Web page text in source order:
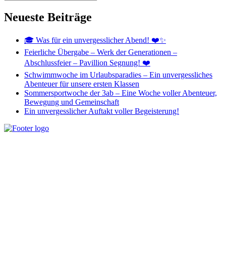
Neueste Beiträge
🎓 Was für ein unvergesslicher Abend! ❤️✨
Feierliche Übergabe – Werk der Generationen –
Abschlussfeier – Pavillion Segnung! ❤️
Schwimmwoche im Urlaubsparadies – Ein unvergessliches
Abenteuer für unsere ersten Klassen
Sommersportwoche der 3ab – Eine Woche voller Abenteuer,
Bewegung und Gemeinschaft
Ein unvergesslicher Auftakt voller Begeisterung!